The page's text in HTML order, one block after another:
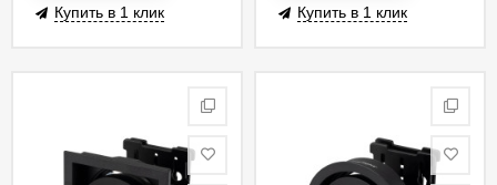
Купить в 1 клик Купить в 1 клик